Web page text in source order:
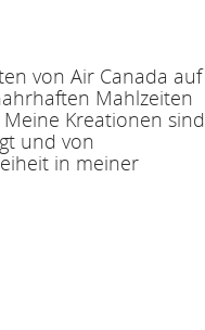
von Air Canada auf
Mahlzeiten
Kreationen sind
und von
in meiner